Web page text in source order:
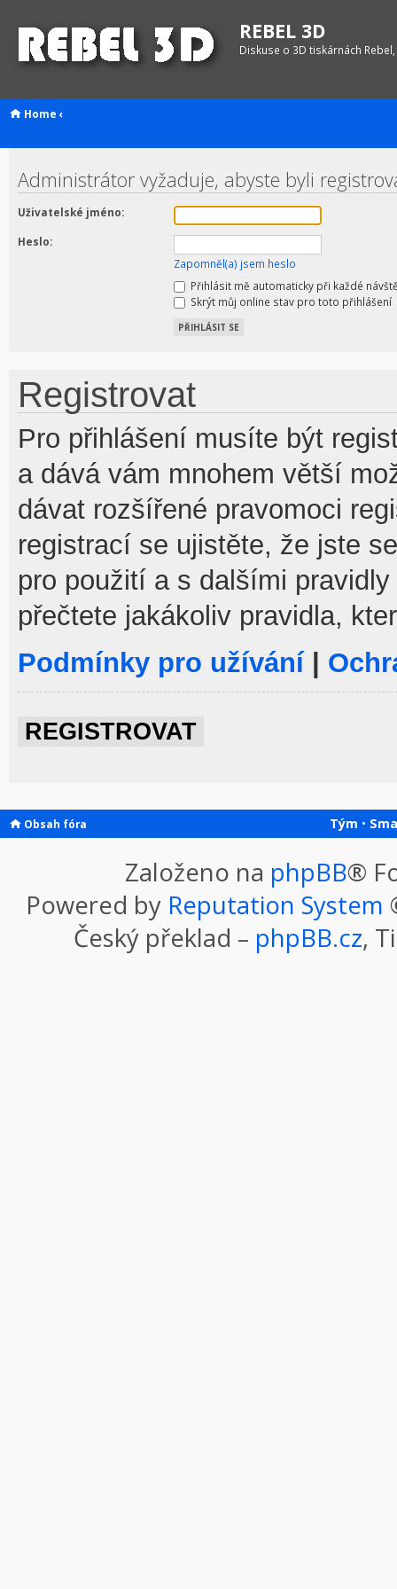
REBEL 3D
Diskuse o 3D tiskárnách
Home ‹
Administrátor vyžaduje, abyste byli
Uživatelské jméno:
Heslo:
Zapomněl(a) jsem heslo
Přihlásit mě automaticky při každé
Skrýt můj online stav pro toto přihlášení
Registrovat
Pro přihlášení musíte být
a dává vám mnohem větší
dávat rozšířené pravomoci
registrací se ujistěte, že jste
pro použití a s dalšími
přečtete jakákoliv pravidla,
Podmínky pro užívání|
REGISTROVAT
Obsah fóra Tým •
Založeno na phpBB®
Powered by Reputation System
Český překlad – phpBB.cz,